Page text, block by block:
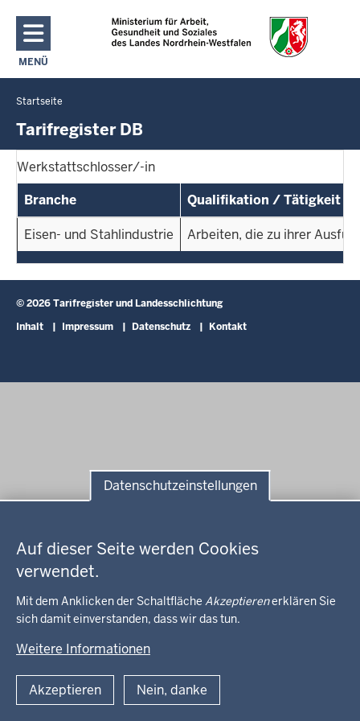
Datenschutzeinstellungen
Auf dieser Seite werden Cookies
verwendet.
Mit dem Anklicken der Schaltfläche Akzeptierenerklären Sie
sich damit einverstanden, dass wir das tun.
Weitere Informationen
Akzeptieren Nein, danke
Direkt zum Inhalt
MENÜ
NAVIGATION AKTIVIEREN/DEAKTIVIEREN: HAUPTMENÜ
Sie
befinden
hier
Startseite
Tarifregister DB
Werkstattschlosser/-in
Branche
Qualifikation / Tätigkeit
Eisen- und Stahlindustrie Arbeiten, die zu ihrer
© 2026 Tarifregister und Landesschlichtung
Fußzeile
Inhalt Impressum Datenschutz Kontakt